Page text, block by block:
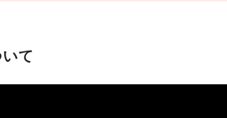
て